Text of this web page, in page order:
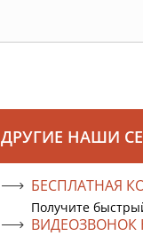
ДРУГИЕ НАШИ
БЕСПЛАТНАЯ
Получите
ВИДЕОЗВОНОК